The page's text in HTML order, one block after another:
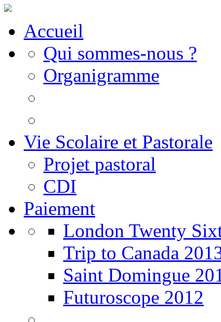
Accueil
Qui sommes-nous ?
Organigramme
Vie Scolaire et Pastorale
Projet pastoral
CDI
Paiement
London Twenty
Trip to Canada
Saint Domingue
Futuroscope 2012